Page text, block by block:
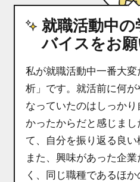
就職活動中
バイスをお
私が就職活動中一番大
析」です。就活前に何が
なっていたのはしっか
かったからだと感じま
て、自分を振り返る良い
また、興味があった企
く、同じ職種であるほ